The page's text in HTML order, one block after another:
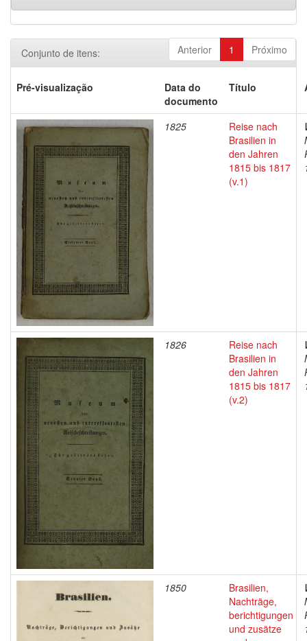
Anterior 1 Próximo
Conjunto de itens:
Pré-visualização
Data do
documento
Título
1825
Reise nach
Brasilien in
den Jahren
1815 bis 1817
(v.1)
1826
Reise nach
Brasilien in
den Jahren
1815 bis 1817
(v.2)
1850
Brasilien,
Nachträge,
berichtigungen
und zusätze